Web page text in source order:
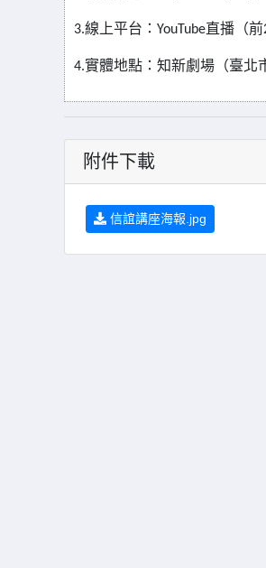
3.線上平台： YouTube 直播（前
4.實體地點：知新劇場（臺北
附件下載
信誼講座海報.jpg